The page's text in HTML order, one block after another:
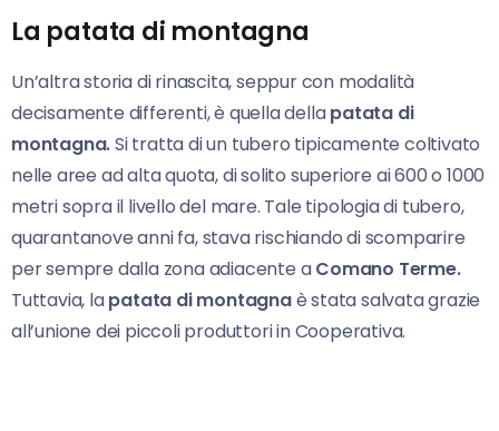
La patata di montagna
Un’altra storia di rinascita, seppur con modalità
decisamente differenti, è quella dellapatata di
montagna.Si tratta di un tubero tipicamente coltivato
nelle aree ad alta quota, di solito superiore ai 600 o 1000
metri sopra il livello del mare. Tale tipologia di tubero,
quarantanove anni fa, stava rischiando di scomparire
per sempre dalla zona adiacente aComano Terme.
Tuttavia, lapatata di montagnaè stata salvata grazie
all’unione dei piccoli produttori in Cooperativa.